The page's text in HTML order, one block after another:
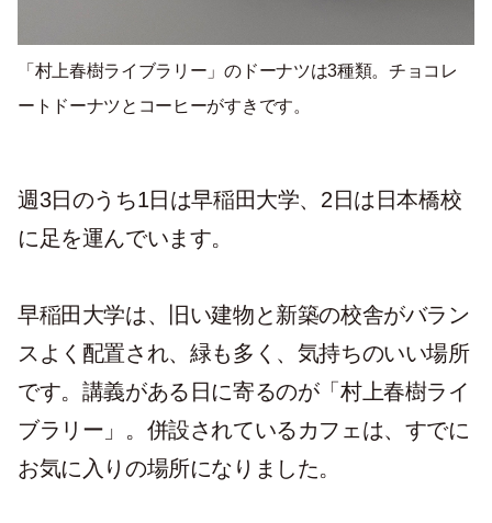
「村上春樹ライブラリー」のドーナツは3種類。チョコレ
ートドーナツとコーヒーがすきです。
週3日のうち1日は早稲田大学、2日は日本橋校
に足を運んでいます。
早稲田大学は、旧い建物と新築の校舎がバラン
スよく配置され、緑も多く、気持ちのいい場所
です。講義がある日に寄るのが「村上春樹ライ
ブラリー」。併設されているカフェは、すでに
お気に入りの場所になりました。